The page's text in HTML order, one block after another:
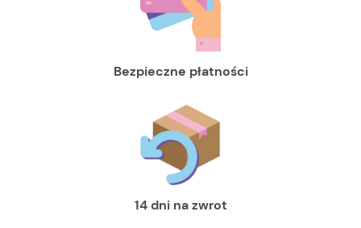
Bezpieczne płatności
14 dni na zwrot